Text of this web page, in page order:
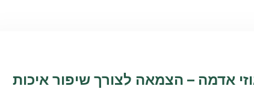
אדמה – הצמאה לצורך שיפור איכות